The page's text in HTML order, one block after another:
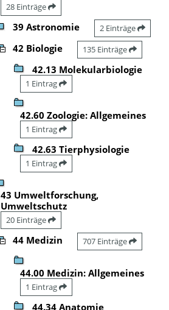
28 Einträge
39 Astronomie 2 Einträge
42 Biologie 135 Einträge
42.13 Molekularbiologie
1 Eintrag
42.60 Zoologie: Allgemeines
1 Eintrag
42.63 Tierphysiologie
1 Eintrag
43 Umweltforschung,
Umweltschutz
20 Einträge
44 Medizin 707 Einträge
44.00 Medizin: Allgemeines
1 Eintrag
44.34 Anatomie